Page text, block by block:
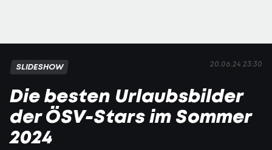
20.06.24 23:30
SLIDESHOW
Die besten Urlaubsbilder
der ÖSV-Stars im Sommer
2024